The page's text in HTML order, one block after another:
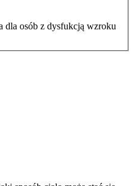
dla osób z dysfukcją wzroku